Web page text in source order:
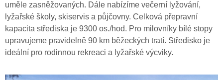
uměle zasněžovaných. Dále nabízíme večerní lyžování,
lyžařské školy, skiservis a půjčovny. Celková přepravní
kapacita střediska je 9300 os./hod. Pro milovníky bílé stopy
upravujeme pravidelně 90 km běžeckých tratí. Středisko je
ideální pro rodinnou rekreaci a lyžařské výcviky.